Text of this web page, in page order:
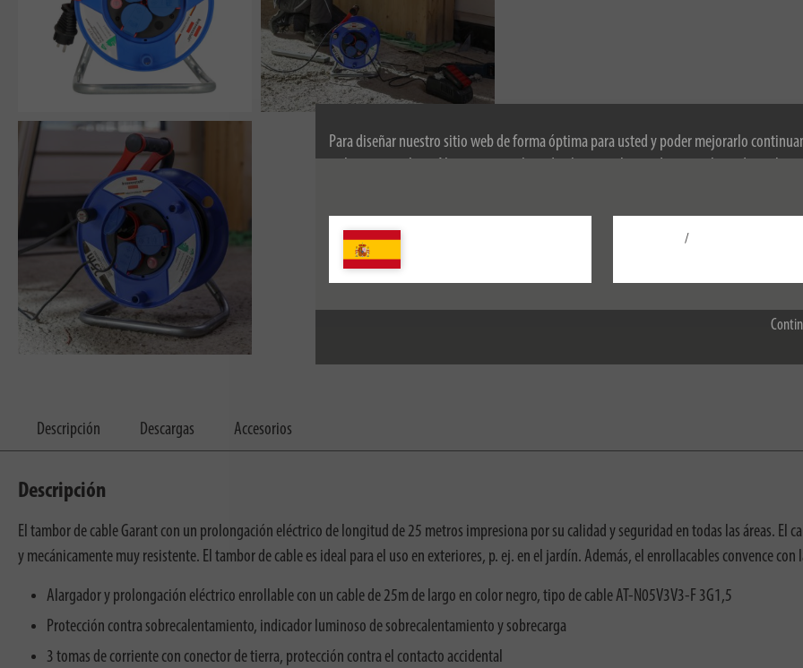
Para diseñar nuestro sitio web de forma óptima para usted y poder mejorarlo
/
Descripción Descargas Accesorios
Descripción
El tambor de cable Garant con un prolongación eléctrico de longitud de 25 metros impresiona por su calidad y seguridad en todas las áreas. El
y mecánicamente muy resistente. El tambor de cable es ideal para el uso en exteriores, p. ej. en el jardín. Además, el enrollacables convence con
Alargador y prolongación eléctrico enrollable con un cable de 25m de largo en color negro, tipo de cable AT-N05V3V3-F 3G1,5
Protección contra sobrecalentamiento, indicador luminoso de sobrecalentamiento y sobrecarga
3 tomas de corriente con conector de tierra, protección contra el contacto accidental